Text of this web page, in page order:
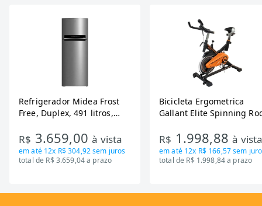
Refrigerador Midea Frost
Free, Duplex, 491 litros,
RT650EVK463)
R$ 3.659,00à vista
em até 12x R$ 304,92sem juros
total de R$ 3.659,04 a prazo
Bicicleta Ergometrica
Gallant Elite Spinning
Mecanica GSB13HBTA-PT
R$ 1.998,88à
em até 12x R$ 166,57sem
total de R$ 1.998,84 a prazo